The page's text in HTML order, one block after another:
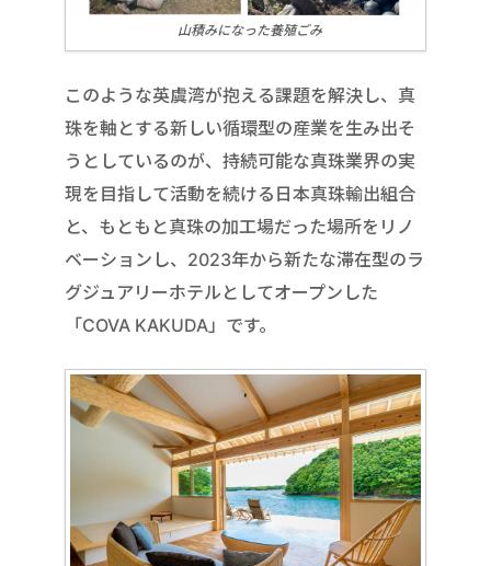
山積みになった養殖ごみ
このような英虞湾が抱える課題を解決し、真
珠を軸とする新しい循環型の産業を生み出そ
うとしているのが、持続可能な真珠業界の実
現を目指して活動を続ける日本真珠輸出組合
と、もともと真珠の加工場だった場所をリノ
ベーションし、2023年から新たな滞在型のラ
グジュアリーホテルとしてオープンした
「COVA KAKUDA」です。